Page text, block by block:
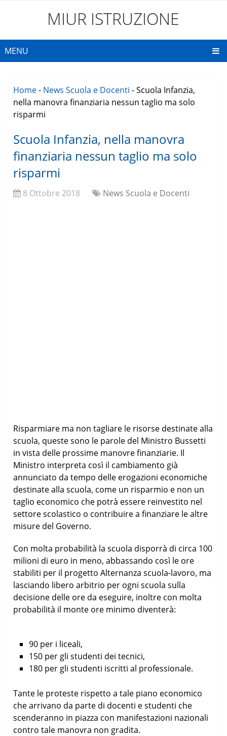
MIUR ISTRUZIONE
MENU
Home- News Scuola e Docenti -Scuola Infanzia,
nella manovra finanziaria nessun taglio ma solo
risparmi
Scuola Infanzia, nella manovra
finanziaria nessun taglio ma solo
risparmi
8 Ottobre 2018 News Scuola e Docenti
Risparmiare ma non tagliare le risorse destinate alla
scuola, queste sono le parole del Ministro Bussetti
in vista delle prossime manovre finanziarie. Il
Ministro interpreta così il cambiamento già
annunciato da tempo delle erogazioni economiche
destinate alla scuola, come un risparmio e non un
taglio economico che potrà essere reinvestito nel
settore scolastico o contribuire a finanziare le altre
misure del Governo.
Con molta probabilità la scuola disporrà di circa 100
milioni di euro in meno, abbassando così le ore
stabiliti per il progetto Alternanza scuola-lavoro, ma
lasciando libero arbitrio per ogni scuola sulla
decisione delle ore da eseguire, inoltre con molta
probabilità il monte ore minimo diventerà:
90 per i liceali,
150 per gli studenti dei tecnici,
180 per gli studenti iscritti al professionale.
Tante le proteste rispetto a tale piano economico
che arrivano da parte di docenti e studenti che
scenderanno in piazza con manifestazioni nazionali
contro tale manovra non gradita.